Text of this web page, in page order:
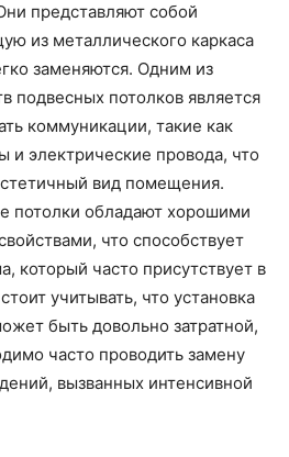
представляют собой
из металлического каркаса
заменяются. Одним из
подвесных потолков является
коммуникации, такие как
и электрические провода, что
вид помещения.
потолки обладают хорошими
что способствует
который часто присутствует в
учитывать, что установка
быть довольно затратной,
часто проводить замену
вызванных интенсивной